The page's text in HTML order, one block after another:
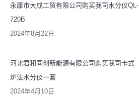
永康市大成工贸有限公司购买我司水分仪QL-
720B
2024年8月22日
河北君和同创新能源有限公司购买我司卡式
炉法水分仪一套
2024年4月10日